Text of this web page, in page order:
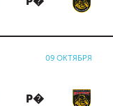
09 ОКТЯБРЯ
Р�